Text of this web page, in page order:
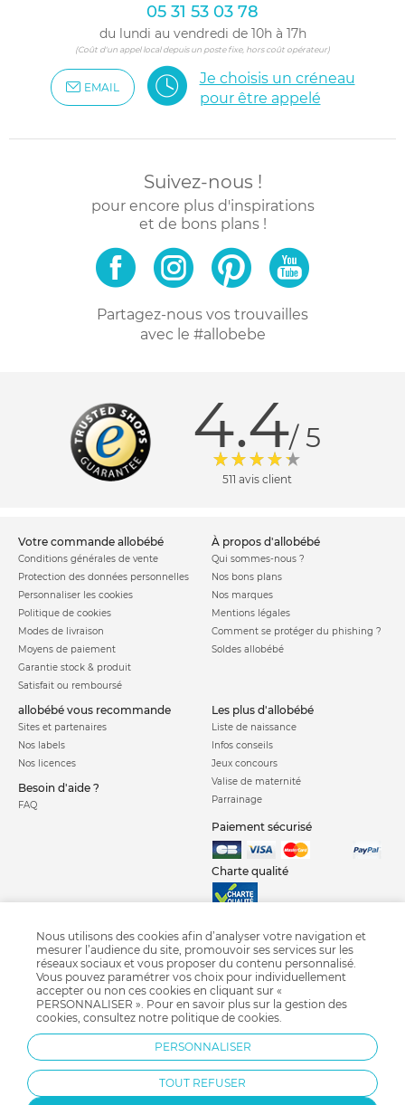
05 31 53 03 78
du lundi au vendredi de 10h à 17h
(Coût d'un appel local depuis un poste fixe, hors coût opérateur)
EMAIL
Je choisis un créneau
pour être appelé
Suivez-nous !
pour encore plus d'inspirations
et de bons plans !
Partagez-nous vos trouvailles
avec le #allobebe
4.4/ 5
511 avis client
votre commande allobébé
Conditions générales de vente
Protection des données personnelles
Personnaliser les cookies
Politique de cookies
Modes de livraison
Moyens de paiement
Garantie stock & produit
Satisfait ou remboursé
à propos d'allobébé
Qui sommes-nous ?
Nos bons plans
Nos marques
Mentions légales
Comment se protéger du phishing ?
Soldes allobébé
allobébé vous recommande
Sites et partenaires
Nos labels
Nos licences
Besoin d'aide ?
FAQ
les plus d'allobébé
Liste de naissance
Infos conseils
Jeux concours
Valise de maternité
Parrainage
Paiement sécurisé
Charte qualité
Poussette combinée Poussette citadine
Poussette canne
Poussette jumeaux
Poussette triplés Sac à langer
Porte bébé
Poussette Bébé confort
Nous utilisons des cookies afin d’analyser votre navigation et
mesurer l’audience du site, promouvoir ses services sur les
réseaux sociaux et vous proposer du contenu personnalisé.
Vous pouvez paramétrer vos choix pour individuellement
accepter ou non ces cookies en cliquant sur «
PERSONNALISER ». Pour en savoir plus sur la gestion des
cookies, consultez notre politique de cookies.
PERSONNALISER
TOUT REFUSER